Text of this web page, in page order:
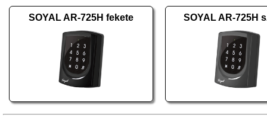
SOYAL AR-725H fekete SOYAL AR-725H